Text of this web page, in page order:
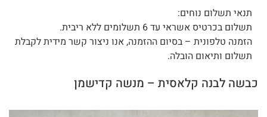
תנאי תשלום נוחים:
תשלום בכרטיס אשראי עד 6 תשלומים ללא ריבית.
הזמנה טלפונית – בסיום ההזמנה, אנו ניצור קשר מידית לקבלת
תשלום ותיאום הובלה.
כבשה לבנה קלאסית – מנשה קדישמן